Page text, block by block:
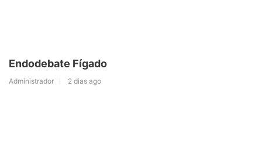
Endodebate Fígado
Administrador 2 dias ago